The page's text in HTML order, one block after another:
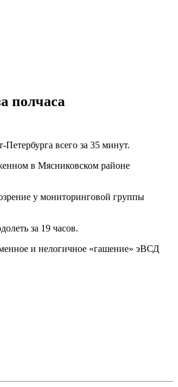
полчаса
всего за 35 минут.
в Мясниковском районе
у мониторинговой группы
за 19 часов.
и нелогичное «гашение» эВСД